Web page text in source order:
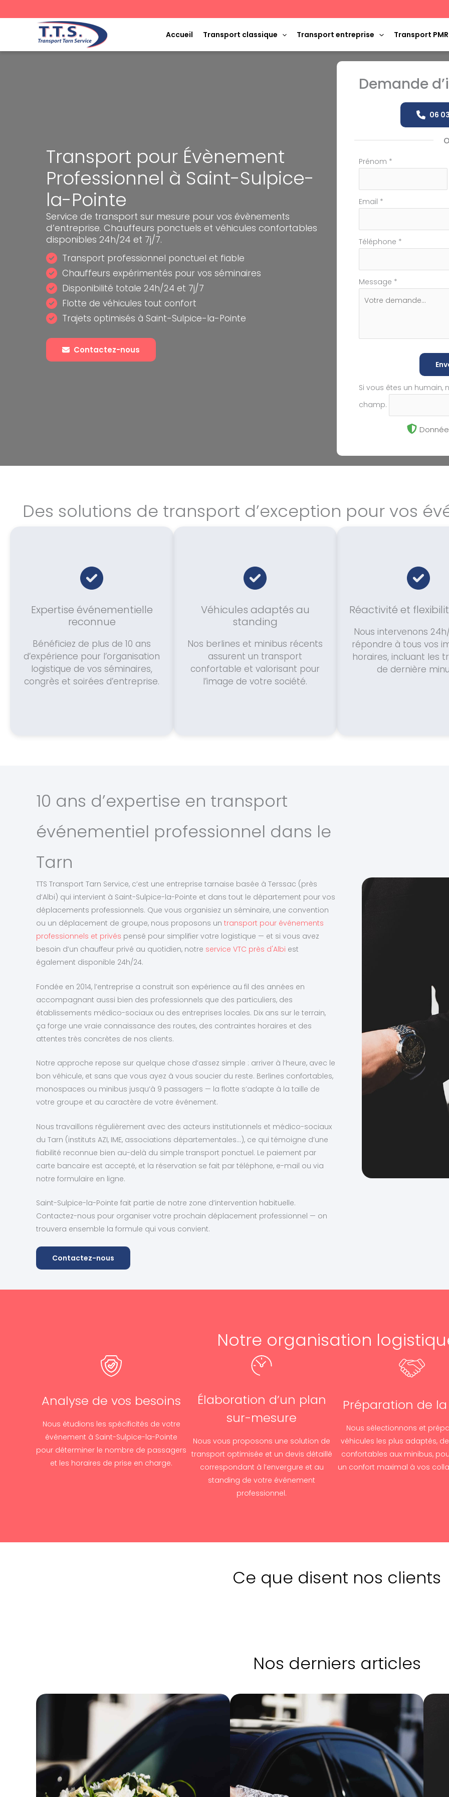
au
Accueil Transport classique Transport entreprise Transport PMR
Transport pour Évènement
Professionnel à Saint-Sulpice-
la-Pointe
Service de transport sur mesure pour vos évènements
d’entreprise. Chauffeurs ponctuels et véhicules confortables
disponibles 24h/24 et 7j/7.
Transport professionnel ponctuel et fiable
Chauffeurs expérimentés pour vos séminaires
Disponibilité totale 24h/24 et 7j/7
Flotte de véhicules tout confort
Trajets optimisés à Saint-Sulpice-la-Pointe
Contactez-nous
Demande
06
Formulaire
téléphone
Prénom *
Email *
Téléphone *
Message *
Si vous êtes un humain,
champ.
Des solutions de transport d’exception pour vos
Expertise événementielle
reconnue
Bénéficiez de plus de 10 ans
d’expérience pour l’organisation
logistique de vos séminaires,
congrès et soirées d’entreprise.
Véhicules adaptés au
standing
Nos berlines et minibus récents
assurent un transport
confortable et valorisant pour
l’image de votre société.
Réactivité et
Nous intervenons
répondre à tous vos
horaires, incluant les
de dernière
10 ans d’expertise en transport
événementiel professionnel dans le
Tarn
TTS Transport Tarn Service, c’est une entreprise tarnaise basée à Terssac (près
d’Albi) qui intervient à Saint-Sulpice-la-Pointe et dans tout le département pour vos
déplacements professionnels. Que vous organisiez un séminaire, une convention
ou un déplacement de groupe, nous proposons un transport pour événements
professionnels et privés pensé pour simplifier votre logistique — et si vous avez
besoin d’un chauffeur privé au quotidien, notre service VTC près d'Albi est
également disponible 24h/24.
Fondée en 2014, l’entreprise a construit son expérience au fil des années en
accompagnant aussi bien des professionnels que des particuliers, des
établissements médico-sociaux ou des entreprises locales. Dix ans sur le terrain,
ça forge une vraie connaissance des routes, des contraintes horaires et des
attentes très concrètes de nos clients.
Notre approche repose sur quelque chose d’assez simple : arriver à l’heure, avec le
bon véhicule, et sans que vous ayez à vous soucier du reste. Berlines confortables,
monospaces ou minibus jusqu’à 9 passagers — la flotte s’adapte à la taille de
votre groupe et au caractère de votre événement.
Nous travaillons régulièrement avec des acteurs institutionnels et médico-sociaux
du Tarn (instituts AZI, IME, associations départementales…), ce qui témoigne d’une
fiabilité reconnue bien au-delà du simple transport ponctuel. Le paiement par
carte bancaire est accepté, et la réservation se fait par téléphone, e-mail ou via
notre formulaire en ligne.
Saint-Sulpice-la-Pointe fait partie de notre zone d’intervention habituelle.
Contactez-nous pour organiser votre prochain déplacement professionnel — on
trouvera ensemble la formule qui vous convient.
Contactez-nous
Notre organisation
Analyse de vos besoins
Nous étudions les spécificités de votre
événement à Saint-Sulpice-la-Pointe
pour déterminer le nombre de passagers
et les horaires de prise en charge.
Élaboration d’un plan
sur-mesure
Nous vous proposons une solution de
transport optimisée et un devis détaillé
correspondant à l’envergure et au
standing de votre événement
professionnel.
Préparation de
Nous sélectionnons et
véhicules les plus adaptés,
confortables aux minibus,
un confort maximal à vos
Ce que disent nos clients
Nos derniers articles